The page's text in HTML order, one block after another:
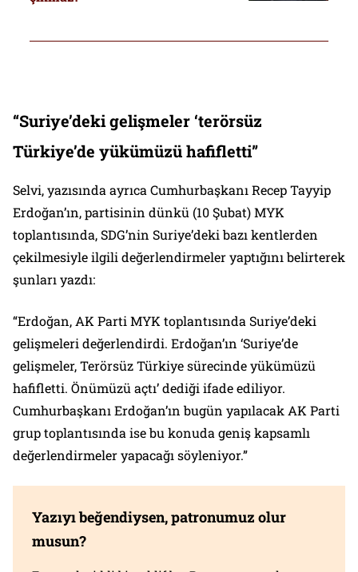
“Suriye’deki gelişmeler ‘terörsüz
Türkiye’de yükümüzü hafifletti”
Selvi, yazısında ayrıca Cumhurbaşkanı Recep Tayyip
Erdoğan’ın, partisinin dünkü (10 Şubat) MYK
toplantısında, SDG’nin Suriye’deki bazı kentlerden
çekilmesiyle ilgili değerlendirmeler yaptığını belirterek
şunları yazdı:
“Erdoğan, AK Parti MYK toplantısında Suriye’deki
gelişmeleri değerlendirdi. Erdoğan’ın ‘Suriye’de
gelişmeler, Terörsüz Türkiye sürecinde yükümüzü
hafifletti. Önümüzü açtı’ dediği ifade ediliyor.
Cumhurbaşkanı Erdoğan’ın bugün yapılacak AK Parti
grup toplantısında ise bu konuda geniş kapsamlı
değerlendirmeler yapacağı söyleniyor.”
Yazıyı beğendiysen, patronumuz olur
musun?